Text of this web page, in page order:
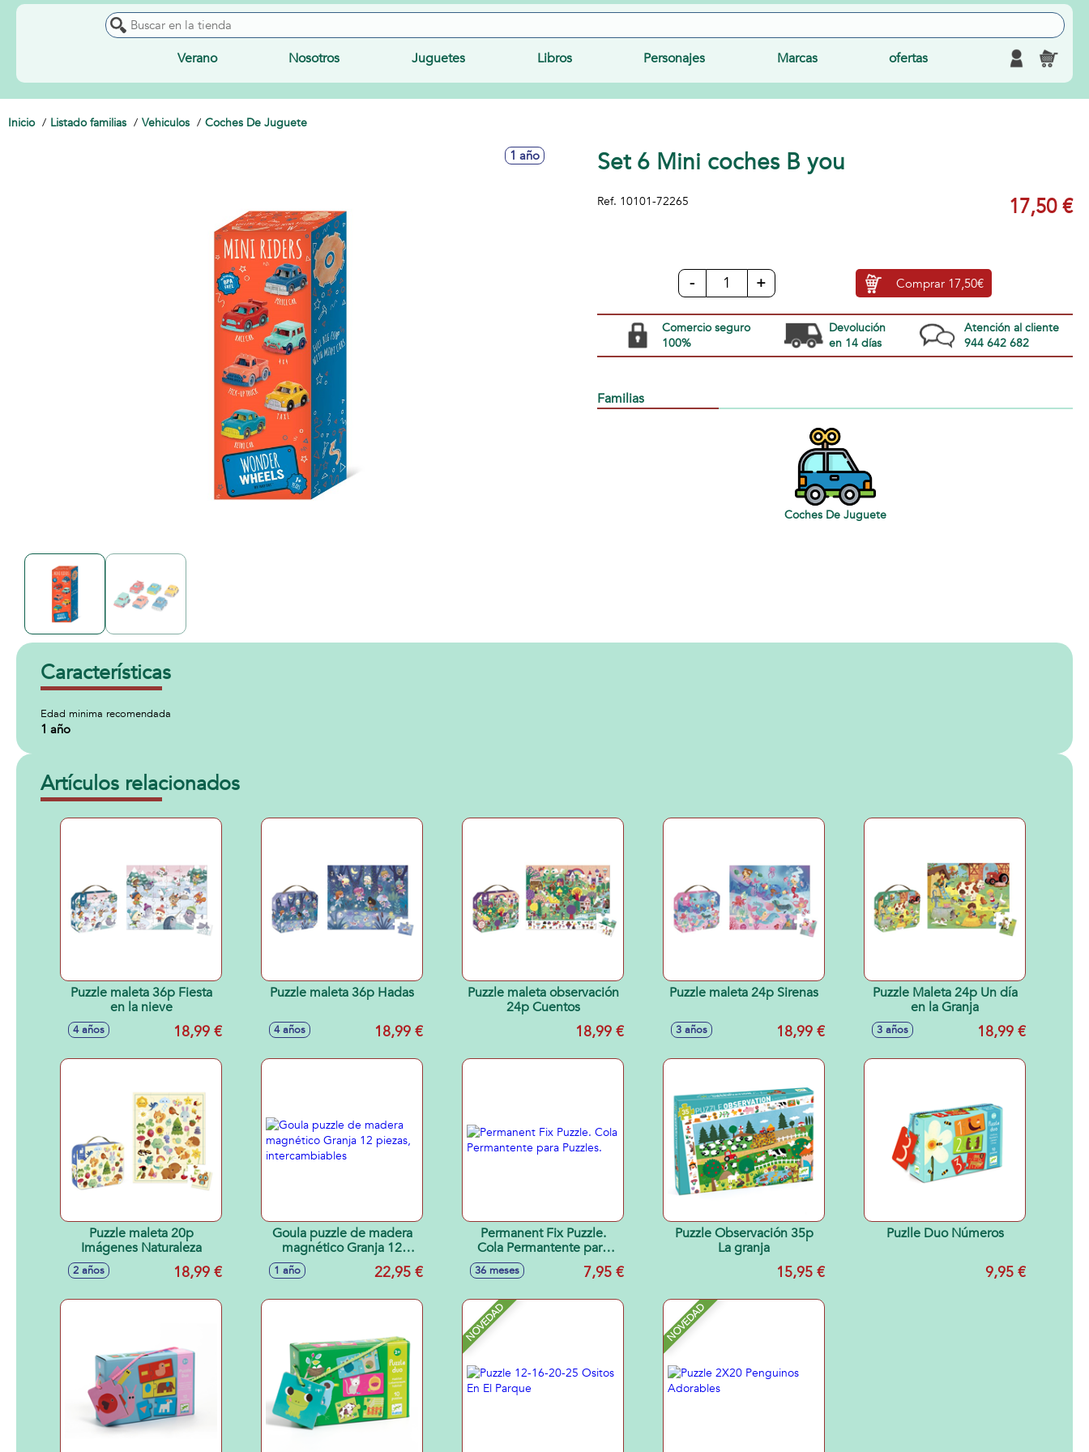
Verano Nosotros Juguetes Libros Personajes Marcas ofertas
Inicio Listado familias Vehiculos Coches De Juguete
1 año Set 6 Mini coches B you
Ref. 10101-72265 17,50 €
- + Comprar 17,50€
Comercio seguro
100%
Devolución
en 14 días
Atención al cliente
944 642 682
Familias
Coches De Juguete
Características
Edad minima recomendada
1 año
Artículos relacionados
Puzzle maleta 36p Fiesta
en la nieve
4 años 18,99 €
Puzzle maleta 36p Hadas
4 años 18,99 €
Puzzle maleta observación
24p Cuentos
18,99 €
Puzzle maleta 24p Sirenas
3 años 18,99 €
Puzzle Maleta 24p Un día
en la Granja
3 años 18,99 €
Puzzle maleta 20p
Imágenes Naturaleza
2 años 18,99 €
Goula puzzle de madera
magnético Granja 12
piezas, intercambiables
1 año 22,95 €
Permanent Fix Puzzle.
Cola Permantente para
Puzzles.
36 meses 7,95 €
Puzzle Observación 35p
La granja
15,95 €
Puzlle Duo Números
9,95 €
NOVEDAD NOVEDAD